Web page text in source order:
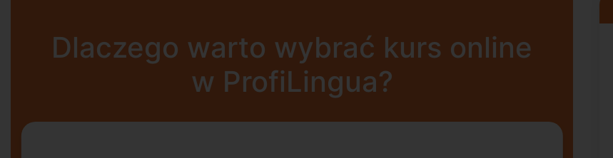
Dlaczego warto wybrać kurs online
w ProfiLingua?